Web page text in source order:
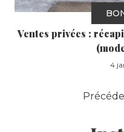
Ventes privées :
4